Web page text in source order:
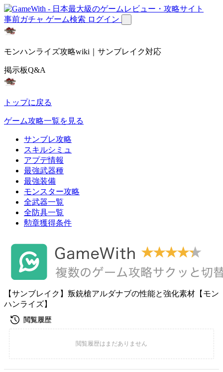
事前ガチャ ゲーム検索 ログイン
モンハンライズ攻略wiki｜サンブレイク対応
掲示板Q&A
トップに戻る
ゲーム攻略一覧を見る
サンブレ攻略
スキルシミュ
アプデ情報
最強武器種
最強装備
モンスター攻略
全武器一覧
全防具一覧
勲章獲得条件
【サンブレイク】叛銃槍アルダナブの性能と強化素材【モン
ハンライズ】